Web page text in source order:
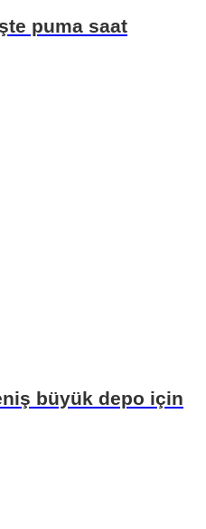
puma saat
büyük depo için